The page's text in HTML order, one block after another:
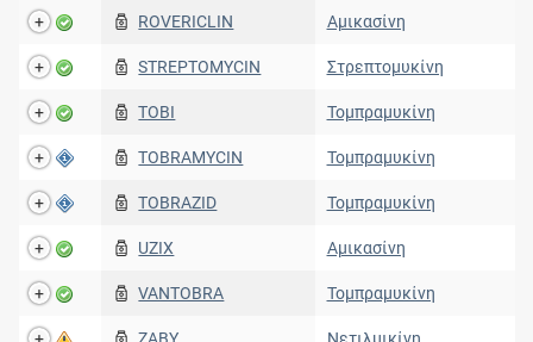
ROVERICLIN Αμικασίνη
STREPTOMYCIN Στρεπτομυκίνη
TOBI Τομπραμυκίνη
TOBRAMYCIN Τομπραμυκίνη
TOBRAZID Τομπραμυκίνη
UZIX Αμικασίνη
VANTOBRA Τομπραμυκίνη